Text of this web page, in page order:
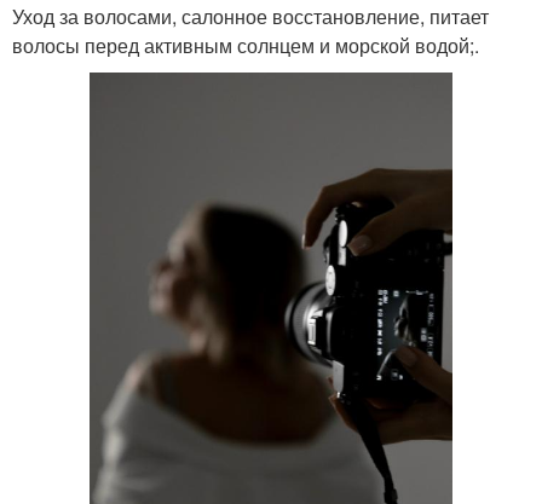
Уход за волосами, салонное восстановление, питает
волосы перед активным солнцем и морской водой;.